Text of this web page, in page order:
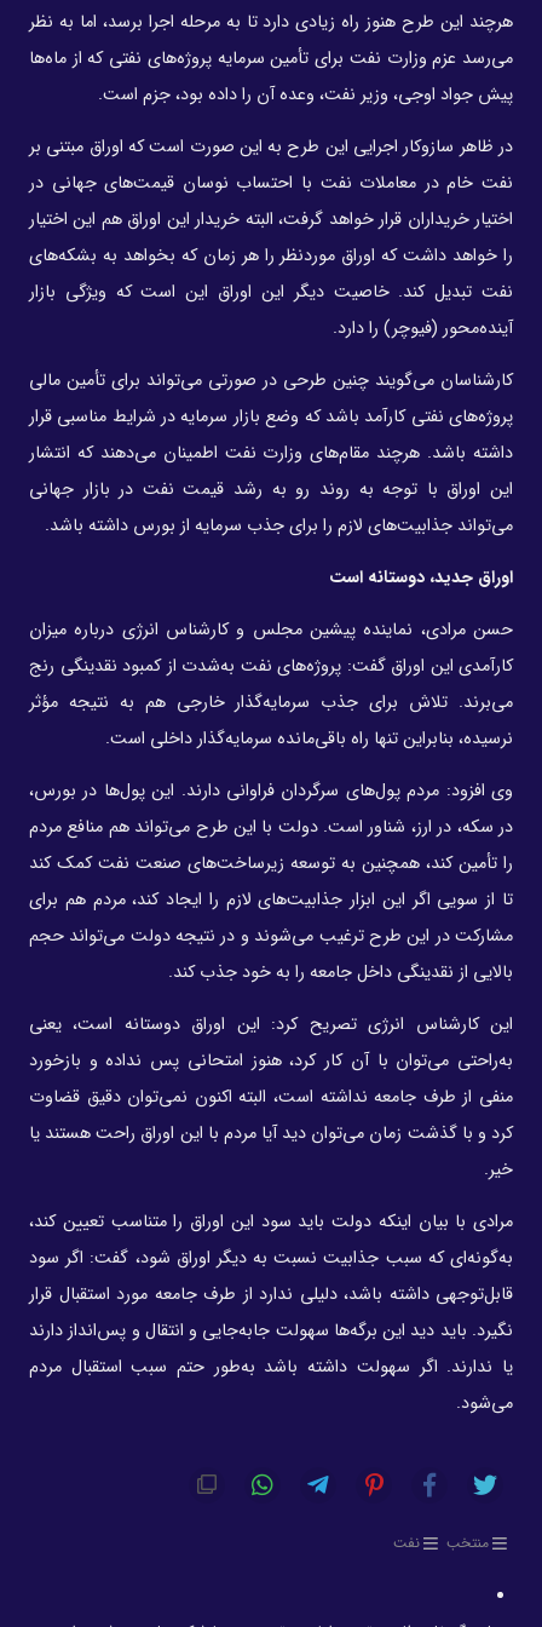
هرچند این طرح هنوز راه زیادی دارد تا به مرحله اجرا برسد، اما به نظر
می‌رسد عزم وزارت نفت برای تأمین سرمایه پروژه‌های نفتی که از ماه‌ها
پیش جواد اوجی، وزیر نفت، وعده آن را داده بود، جزم است.
در ظاهر سازوکار اجرایی این طرح به این صورت است که اوراق مبتنی بر
نفت خام در معاملات نفت با احتساب نوسان قیمت‌های جهانی در
اختیار خریداران قرار ‌خواهد گرفت، البته خریدار این اوراق هم این اختیار
را خواهد داشت که اوراق موردنظر را هر زمان که بخواهد به بشکه‌های
نفت تبدیل کند. خاصیت دیگر این اوراق این است که ویژگی بازار
آینده‌محور (فیوچر) را دارد.
کارشناسان می‌گویند چنین طرحی در صورتی می‌تواند برای تأمین مالی
پروژه‌های نفتی کارآمد باشد که وضع بازار سرمایه در شرایط مناسبی قرار
داشته باشد. هرچند مقام‌های وزارت نفت اطمینان می‌دهند که انتشار
این اوراق با توجه به روند رو به رشد قیمت نفت در بازار جهانی
می‌تواند جذابیت‌های لازم را برای جذب سرمایه از بورس داشته باشد.
اوراق جدید، دوستانه است
حسن مرادی، نماینده پیشین مجلس و کارشناس انرژی درباره میزان
کارآمدی این اوراق گفت: پروژه‌های نفت به‌شدت از کمبود نقدینگی رنج
می‌برند. تلاش برای جذب سرمایه‌گذار خارجی هم به نتیجه مؤثر
نرسیده، بنابراین تنها راه باقی‌مانده سرمایه‌گذار داخلی است.
وی افزود: مردم پول‌های سرگردان فراوانی دارند. این پول‌ها در بورس‌،
در سکه‌، در ارز، شناور است. دولت با این طرح می‌تواند هم منافع مردم
را تأمین کند، همچنین به توسعه زیرساخت‌های صنعت نفت کمک کند
تا از سویی اگر این ابزار جذابیت‌های لازم را ایجاد کند، مردم هم برای
مشارکت در این طرح ترغیب می‌شوند و در نتیجه دولت می‌تواند حجم
بالایی از نقدینگی داخل جامعه را به خود جذب کند.
این کارشناس انرژی تصریح کرد: این اوراق دوستانه است، یعنی
به‌راحتی می‌توان با آن کار کرد، هنوز امتحانی پس نداده و بازخورد
منفی از طرف جامعه نداشته است، البته اکنون نمی‌توان دقیق قضاوت
کرد و با گذشت زمان می‌توان دید آیا مردم با این اوراق راحت هستند یا
خیر.
مرادی با بیان اینکه دولت باید سود این اوراق را متناسب تعیین کند،
به‌گونه‌ای که سبب جذابیت نسبت به دیگر اوراق شود، گفت: اگر سود
قابل‌توجهی داشته باشد، دلیلی ندارد از طرف جامعه مورد استقبال قرار
نگیرد. باید دید این برگه‌ها سهولت جابه‌جایی و انتقال و پس‌انداز دارند
یا ندارند. اگر سهولت داشته باشد به‌طور حتم سبب استقبال مردم
می‌شود.
منتخب نفت